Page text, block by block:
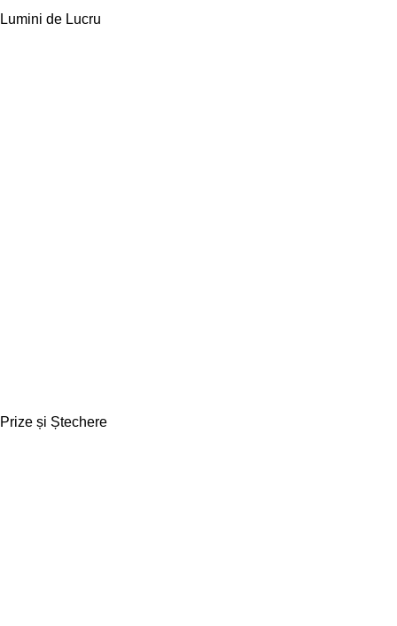
Lumini de Lucru
Prize și Ștechere